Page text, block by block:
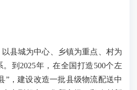
城为中心、乡镇为重点、村为
到2025年，在全国打造500个左
”，建设改造一批县级物流配送中